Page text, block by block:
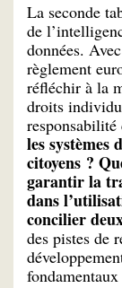
La seconde
de
données.
règlement
réfléchir à la
droits
les systèmes
citoyens ?
garantir la
dans
concilier
des pistes de